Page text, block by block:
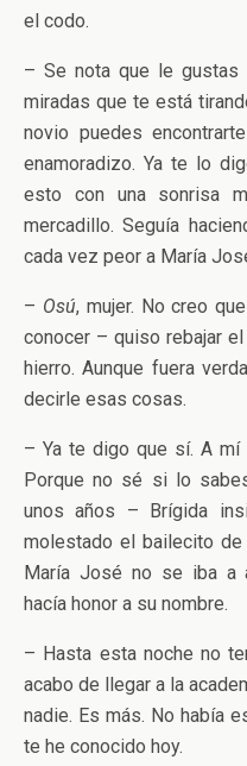
el codo.
– Se nota que le gustas
miradas que te está
novio puedes
enamoradizo. Ya te lo
esto con una sonrisa
mercadillo. Seguía
cada vez peor a María
– Osú, mujer. No creo
conocer – quiso rebajar
hierro. Aunque fuera
decirle esas cosas.
– Ya te digo que sí. A mí
Porque no sé si lo
unos años – Brígida
molestado el bailecito de
María José no se iba a
hacía honor a su nombre.
– Hasta esta noche no
acabo de llegar a la
nadie. Es más. No había
te he conocido hoy.